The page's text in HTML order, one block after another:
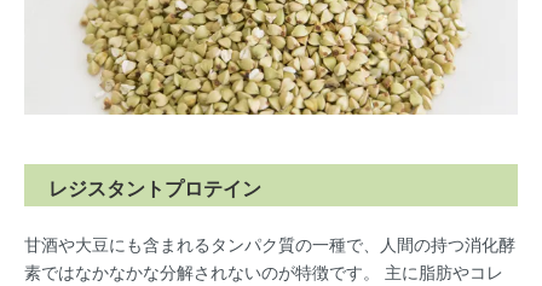
レジスタントプロテイン
甘酒や大豆にも含まれるタンパク質の一種で、人間の持つ消化酵
素ではなかなかな分解されないのが特徴です。 主に脂肪やコレ